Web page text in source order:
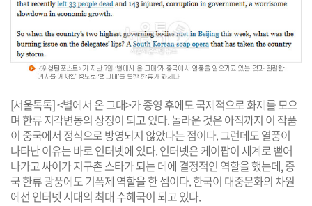
[서울톡톡] <별에서 온 그대>가 종영 후에도 국제적으로 화제를 모으
며 한류 지각변동의 상징이 되고 있다. 놀라운 것은 아직까지 이 작품
이 중국에서 정식으로 방영되지 않았다는 점이다. 그런데도 열풍이
나타난 이유는 바로 인터넷에 있다. 인터넷은 케이팝이 세계로 뻗어
나가고 싸이가 지구촌 스타가 되는 데에 결정적인 역할을 했는데, 중
국 한류 광풍에도 기폭제 역할을 한 셈이다. 한국이 대중문화의 차원
에선 인터넷 시대의 최대 수혜국이 되고 있다.